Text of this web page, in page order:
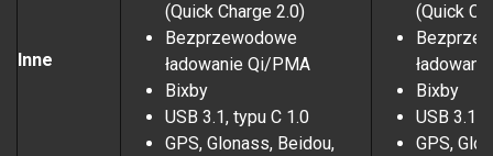
Inne
(Quick Charge 2.0)
Bezprzewodowe
ładowanie Qi/PMA
Bixby
USB 3.1, typu C 1.0
GPS, Glonass, Beidou,
(Quick
Bixby
USB 3.1,
GPS,